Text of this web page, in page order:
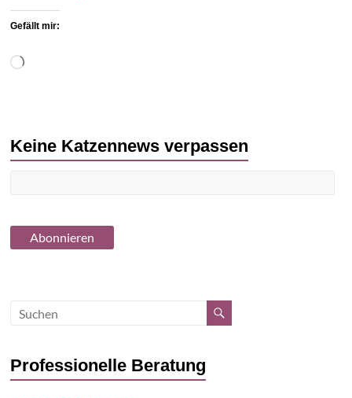
Gefällt mir:
Wird
Keine Katzennews verpassen
Professionelle Beratung